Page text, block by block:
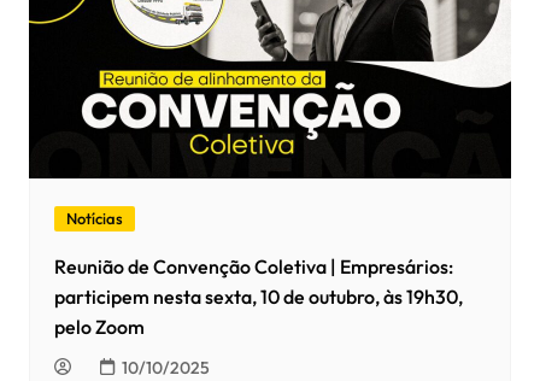
Notícias
Reunião de Convenção Coletiva | Empresários:
participem nesta sexta, 10 de outubro, às 19h30,
pelo Zoom
10/10/2025